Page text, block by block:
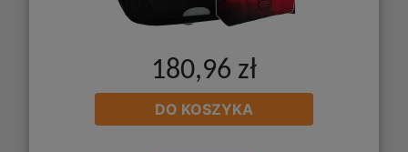
180,96 zł
DO KOSZYKA